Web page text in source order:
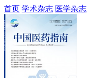
首页 学术杂志 医学杂志